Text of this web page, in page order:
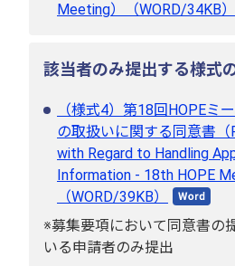
Meeting）（WORD/34KB）
該当者のみ提出する様式
（様式4）第18回HOPEミ
の取扱いに関する同意書（
with Regard to Handling
Information - 18th HOPE
（WORD/39KB）
※募集要項において同意書の
いる申請者のみ提出